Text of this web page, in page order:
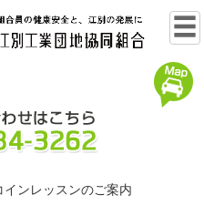
ンレッスンのご案内